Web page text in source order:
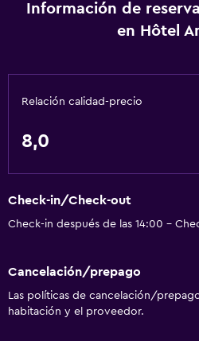
Información de
en Hôtel
Relación calidad-precio
8,0
Check-in/Check-out
Check-in después de las 14:00 -
Cancelación/prepago
Las políticas de cancelación/
habitación y el proveedor.